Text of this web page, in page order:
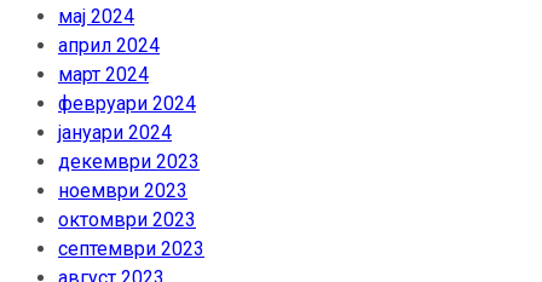
мај 2024
април 2024
март 2024
февруари 2024
јануари 2024
декември 2023
ноември 2023
октомври 2023
септември 2023